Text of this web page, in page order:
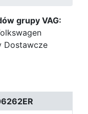
grupy VAG:
Dostawcze